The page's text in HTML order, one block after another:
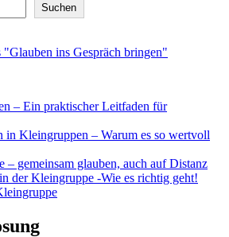
Suchen
ins Gespräch bringen"
– Ein praktischer Leitfaden für
in Kleingruppen – Warum es so wertvoll
– gemeinsam glauben, auch auf Distanz
der Kleingruppe -Wie es richtig geht!